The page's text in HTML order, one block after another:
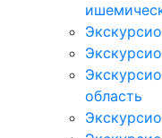
область